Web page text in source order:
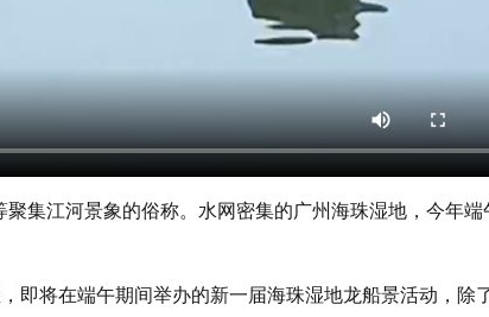
集江河景象的俗称。水网密集的广州海珠湿地，今年端
即将在端午期间举办的新一届海珠湿地龙船景活动，除